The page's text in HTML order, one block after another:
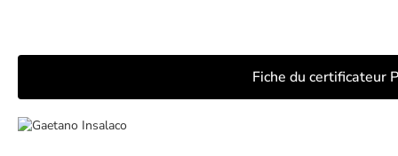
Fiche du certificateur